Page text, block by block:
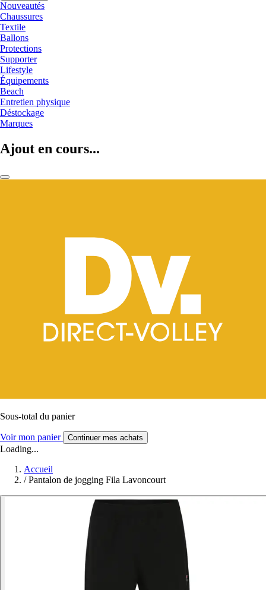
Nouveautés
Chaussures
Textile
Ballons
Protections
Supporter
Lifestyle
Équipements
Beach
Entretien physique
Déstockage
Marques
Ajout en cours...
Sous-total du panier
Voir mon panier Continuer mes achats
Loading...
Accueil
/ Pantalon de jogging Fila Lavoncourt